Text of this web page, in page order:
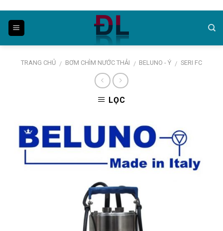
content
TRANG CHỦ / BƠM CHÌM NƯỚC THẢI / BELUNO - Ý / SERI FC
LỌC